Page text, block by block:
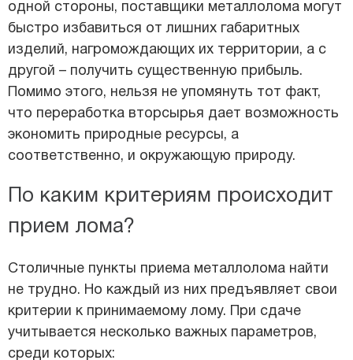
одной стороны, поставщики металлолома могут
быстро избавиться от лишних габаритных
изделий, нагромождающих их территории, а с
другой – получить существенную прибыль.
Помимо этого, нельзя не упомянуть тот факт,
что переработка вторсырья дает возможность
экономить природные ресурсы, а
соответственно, и окружающую природу.
По каким критериям происходит
прием лома?
Столичные пункты приема металлолома найти
не трудно. Но каждый из них предъявляет свои
критерии к принимаемому лому. При сдаче
учитывается несколько важных параметров,
среди которых: